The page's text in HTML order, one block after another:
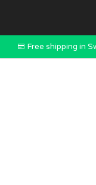
Free shipping in